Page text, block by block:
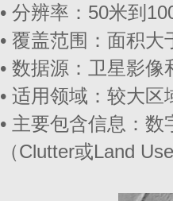
• 分辨率：50米到
• 覆盖范围：面积
• 数据源：卫星影像
• 适用领域：较大
• 主要包含信息：
（Clutter或Land